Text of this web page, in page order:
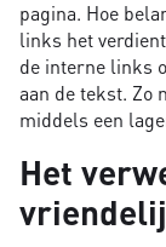
pagina. Hoe
links het
de interne links
aan de tekst. Zo
middels een
Het